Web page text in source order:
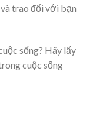
trao đổi với bạn
sống? Hãy lấy
cuộc sống